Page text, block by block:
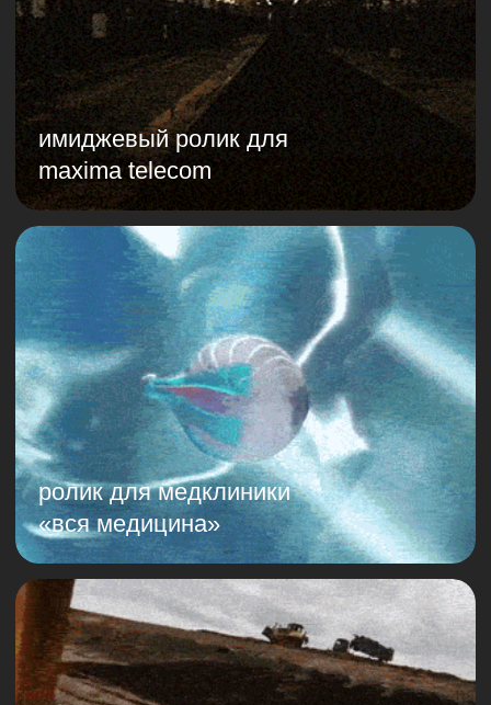
Я согласен сполитикой обработки
персональных данных
ОТПРАВИТЬ
salo@salo.ru
Наш офис
Мы в сети
Для связи
101000, Москва,
Армянский пер., 9с1
+7 (925) 468-41-81
Telegram